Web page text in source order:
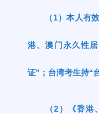
（1）本人有
港、澳门永久性
证” ；台湾考生持“
（2）《香港